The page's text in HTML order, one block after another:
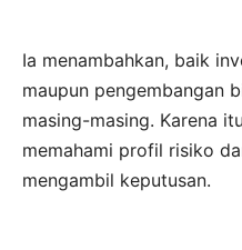
Ia menambahkan, baik
maupun pengembangan
masing-masing. Karena
memahami profil risiko
mengambil keputusan.